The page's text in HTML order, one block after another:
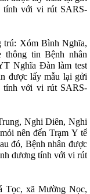
tính với vi rút SARS-
trú: Xóm Bình Nghĩa,
thông tin Bệnh nhân
Nghĩa Đàn làm test
được lấy mẫu lại gửi
tính với vi rút SARS-
Nghi Diên, Nghi
nên đến Trạm Y tế
đó, Bệnh nhân được
dương tính với vi rút
Tọc, xã Mường Nọc,